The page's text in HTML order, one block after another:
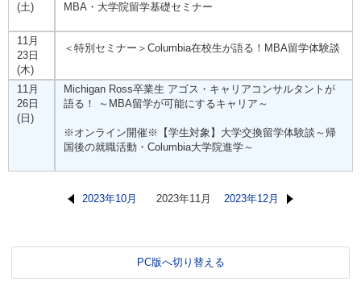
(土)
MBA・大学院留学基礎セミナー
11月
23日
(木)
＜特別セミナー＞Columbia在校生が語る！MBA留学体験談
11月
26日
(日)
Michigan Ross卒業生 アゴス・キャリアコンサルタントが
語る！ ～MBA留学が可能にするキャリア～
※オンライン開催※【学生対象】大学交換留学体験談～帰
国後の就職活動・Columbia大学院進学～
2023年10月 2023年11月 2023年12月
PC版へ切り替える